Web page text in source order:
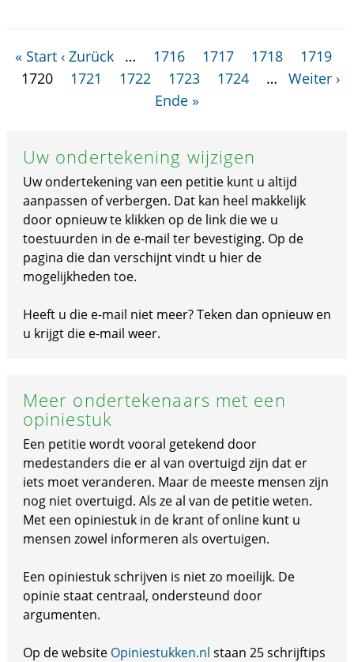
« Start ‹ Zurück … 1716 1717 1718
1719
1720
1721 1722 1723 1724 …
Weiter ›
Ende »
Uw ondertekening wijzigen
Uw ondertekening van een petitie kunt u altijd
aanpassen of verbergen. Dat kan heel makkelijk
door opnieuw te klikken op de link die we u
toestuurden in de e-mail ter bevestiging. Op de
pagina die dan verschijnt vindt u hier de
mogelijkheden toe.
Heeft u die e-mail niet meer? Teken dan opnieuw en
u krijgt die e-mail weer.
Meer ondertekenaars met een
opiniestuk
Een petitie wordt vooral getekend door
medestanders die er al van overtuigd zijn dat er
iets moet veranderen. Maar de meeste mensen zijn
nog niet overtuigd. Als ze al van de petitie weten.
Met een opiniestuk in de krant of online kunt u
mensen zowel informeren als overtuigen.
Een opiniestuk schrijven is niet zo moeilijk. De
opinie staat centraal, ondersteund door
argumenten.
Op de website Opiniestukken.nl staan 25 schrijftips